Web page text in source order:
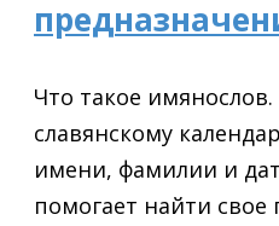
Что такое
славянскому
имени, фамилии и
помогает найти свое